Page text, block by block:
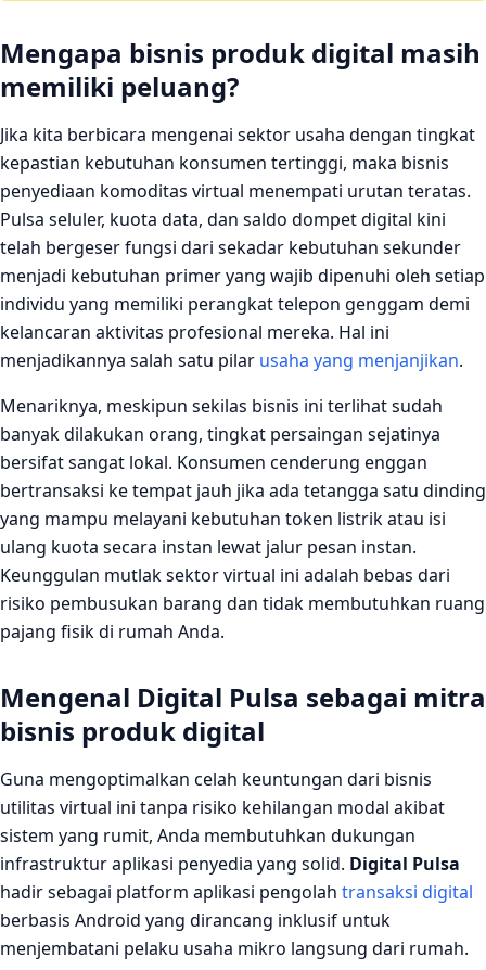
Mengapa bisnis produk digital masih
memiliki peluang?
Jika kita berbicara mengenai sektor usaha dengan tingkat
kepastian kebutuhan konsumen tertinggi, maka bisnis
penyediaan komoditas virtual menempati urutan teratas.
Pulsa seluler, kuota data, dan saldo dompet digital kini
telah bergeser fungsi dari sekadar kebutuhan sekunder
menjadi kebutuhan primer yang wajib dipenuhi oleh setiap
individu yang memiliki perangkat telepon genggam demi
kelancaran aktivitas profesional mereka. Hal ini
menjadikannya salah satu pilar usaha yang menjanjikan.
Menariknya, meskipun sekilas bisnis ini terlihat sudah
banyak dilakukan orang, tingkat persaingan sejatinya
bersifat sangat lokal. Konsumen cenderung enggan
bertransaksi ke tempat jauh jika ada tetangga satu dinding
yang mampu melayani kebutuhan token listrik atau isi
ulang kuota secara instan lewat jalur pesan instan.
Keunggulan mutlak sektor virtual ini adalah bebas dari
risiko pembusukan barang dan tidak membutuhkan ruang
pajang fisik di rumah Anda.
Mengenal Digital Pulsa sebagai mitra
bisnis produk digital
Guna mengoptimalkan celah keuntungan dari bisnis
utilitas virtual ini tanpa risiko kehilangan modal akibat
sistem yang rumit, Anda membutuhkan dukungan
infrastruktur aplikasi penyedia yang solid. Digital Pulsa
hadir sebagai platform aplikasi pengolah transaksi digital
berbasis Android yang dirancang inklusif untuk
menjembatani pelaku usaha mikro langsung dari rumah.